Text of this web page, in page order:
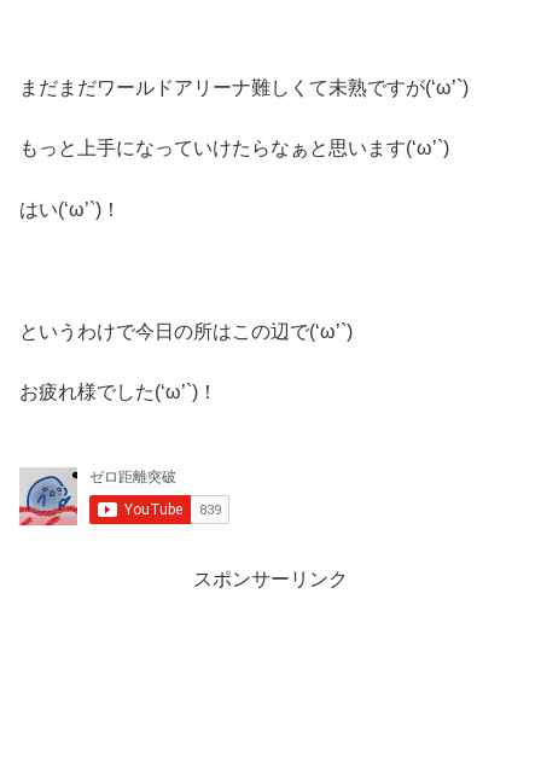
まだまだワールドアリーナ難しくて未熟ですが(‘ω’`)
もっと上手になっていけたらなぁと思います(‘ω’`)
はい(‘ω’`)！
というわけで今日の所はこの辺で(‘ω’`)
お疲れ様でした(‘ω’`)！
スポンサーリンク